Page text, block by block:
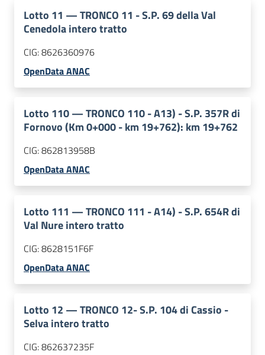
Lotto 11 —TRONCO 11 - S.P. 69 della Val
Cenedola intero tratto
CIG:8626360976
OpenData ANAC
Lotto 110—TRONCO 110 - A13) - S.P. 357R di
Fornovo (Km 0+000 - km 19+762): km 19+762
CIG:862813958B
OpenData ANAC
Lotto 111 —TRONCO 111 - A14) - S.P. 654R di
Val Nure intero tratto
CIG:8628151F6F
OpenData ANAC
Lotto 12 —TRONCO 12- S.P. 104 di Cassio -
Selva intero tratto
CIG:862637235F